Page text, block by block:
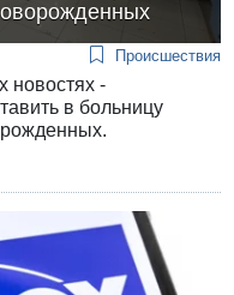
Происшествия
новостях -
в больницу